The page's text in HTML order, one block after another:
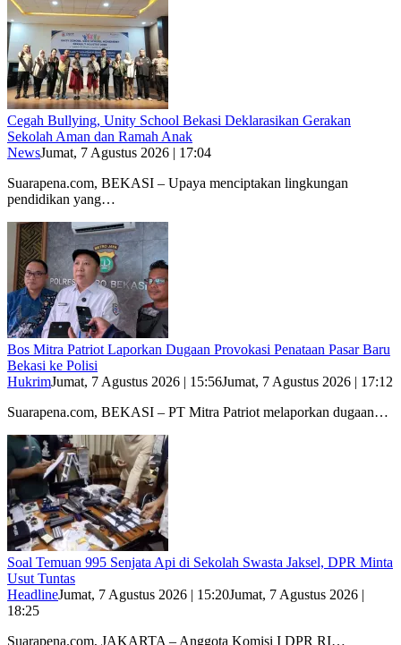
Cegah Bullying, Unity School Bekasi Deklarasikan Gerakan
Sekolah Aman dan Ramah Anak
NewsJumat, 7 Agustus 2026 | 17:04
Suarapena.com, BEKASI – Upaya menciptakan lingkungan
pendidikan yang…
Bos Mitra Patriot Laporkan Dugaan Provokasi Penataan Pasar Baru
Bekasi ke Polisi
HukrimJumat, 7 Agustus 2026 | 15:56Jumat, 7 Agustus 2026 | 17:12
Suarapena.com, BEKASI – PT Mitra Patriot melaporkan dugaan…
Soal Temuan 995 Senjata Api di Sekolah Swasta Jaksel, DPR Minta
Usut Tuntas
HeadlineJumat, 7 Agustus 2026 | 15:20Jumat, 7 Agustus 2026 |
18:25
Suarapena.com, JAKARTA – Anggota Komisi I DPR RI…